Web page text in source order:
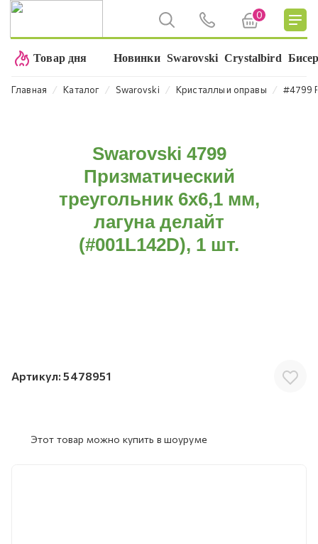
0
Товар дня Новинки Swarovski Crystalbird
Главная ⁄ Каталог ⁄ Swarovski ⁄ Кристаллы и оправы ⁄ #4799
Swarovski 4799
Призматический
треугольник 6x6,1 мм,
лагуна делайт
(#001L142D), 1 шт.
Артикул: 5478951
Этот товар можно купить в шоуруме